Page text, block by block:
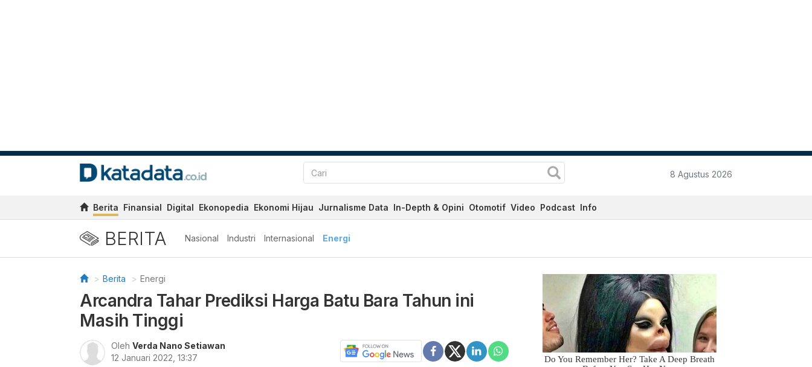
8 Agustus 2026
Berita Finansial Digital Ekonopedia Ekonomi Hijau Jurnalisme Data In-Depth & Opini Otomotif Video Podcast Info
BERITA Nasional Industri Internasional Energi
Berita Energi
Arcandra Tahar Prediksi Harga Batu Bara Tahun ini
Masih Tinggi
Oleh Verda Nano Setiawan
12 Januari 2022, 13:37